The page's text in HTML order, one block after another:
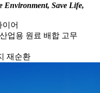
Environment, Save Life,
이어
산업용 원료 배합 고무
재순환